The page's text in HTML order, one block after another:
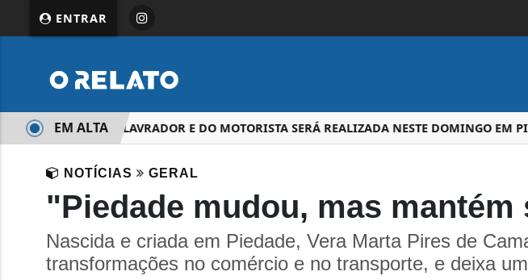
ENTRAR
36ª FESTA DO LAVRADOR E DO MOTORISTA SERÁ REALIZADA NESTE DOMINGO EM
EM ALTA
NOTÍCIAS GERAL
"Piedade mudou, mas
Nascida e criada em Piedade, Vera Marta Pires de
transformações no comércio e no transporte, e deixa